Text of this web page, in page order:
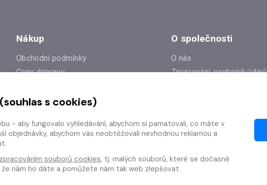
Nákup
Obchodní podmínky
Ceny dopravy
Prodejna
Odstoupení od smlouvy
O společnosti
O nás
Zpracování osobních údajů
s cookies)
- aby fungovalo vyhledávání, abychom si pamatovali, co máte v
objednávky, abychom vás neobtěžovali nevhodnou reklamou a
zpracováním souborů cookies, tj. malých souborů, které se dočasně
že nám ho dáte a pomůžete nám tak web zlepšovat.